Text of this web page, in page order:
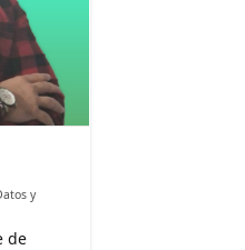
y
de